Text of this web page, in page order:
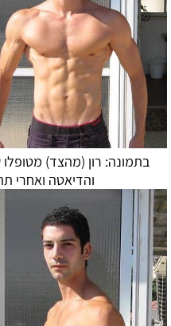
בתמונה: רון (מהצד)
והדיאטה ואחרי